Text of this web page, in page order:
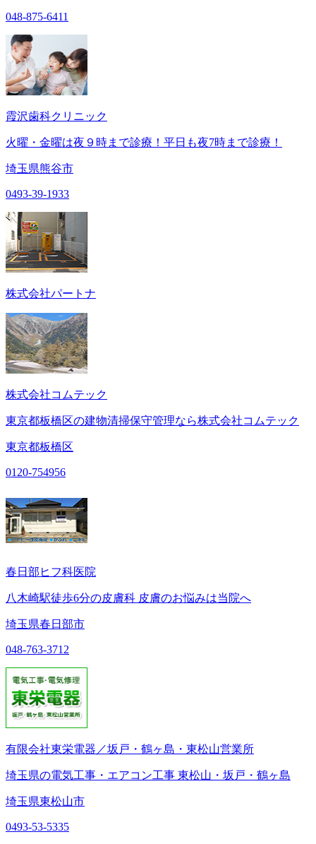
048-875-6411
霞沢歯科クリニック
火曜・金曜は夜９時まで診療！平日も夜7時まで診療！
埼玉県熊谷市
0493-39-1933
株式会社パートナ
株式会社コムテック
東京都板橋区の建物清掃保守管理なら株式会社コムテック
東京都板橋区
0120-754956
春日部ヒフ科医院
八木崎駅徒歩6分の皮膚科 皮膚のお悩みは当院へ
埼玉県春日部市
048-763-3712
有限会社東栄電器／坂戸・鶴ヶ島・東松山営業所
埼玉県の電気工事・エアコン工事 東松山・坂戸・鶴ヶ島
埼玉県東松山市
0493-53-5335